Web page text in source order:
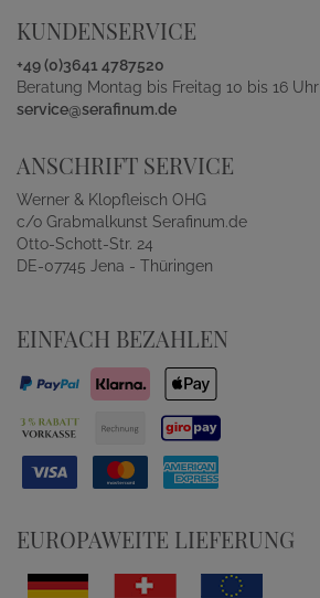
KUNDENSERVICE
+49 (0)3641 4787520
Beratung Montag bis Freitag 10 bis 16 Uhr
service@serafinum.de
ANSCHRIFT SERVICE
Werner & Klopfleisch OHG
c/o Grabmalkunst Serafinum.de
Otto-Schott-Str. 24
DE-07745 Jena - Thüringen
EINFACH BEZAHLEN
EUROPAWEITE LIEFERUNG